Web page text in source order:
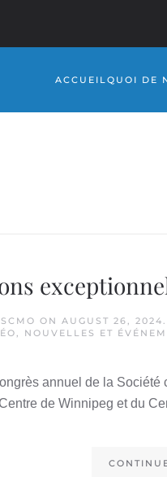
ACCUEIL QUOI DE
ON AUGUST 26, 2024
, NOUVELLES ET
annuel de la Société
de Winnipeg et du